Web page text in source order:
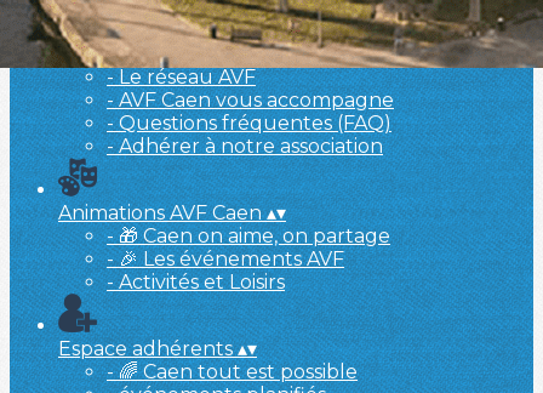
Nouvel arrivant ▴▾
- Le réseau AVF
- AVF Caen vous accompagne
- Questions fréquentes (FAQ)
- Adhérer à notre association
Animations AVF Caen▴▾
- 🎁 Caen on aime, on partage
- 🎉 Les événements AVF
- Activités et Loisirs
Espace adhérents▴▾
- 🌈 Caen tout est possible